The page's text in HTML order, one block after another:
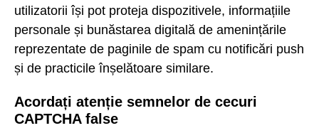
utilizatorii își pot proteja dispozitivele, informațiile
personale și bunăstarea digitală de amenințările
reprezentate de paginile de spam cu notificări push
și de practicile înșelătoare similare.
Acordați atenție semnelor de cecuri
CAPTCHA false